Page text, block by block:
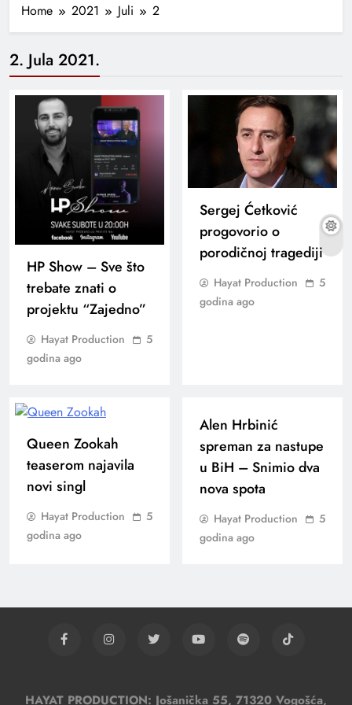
Home 2021 Juli 2
2. Jula 2021.
HP Show – Sve što
trebate znati o
projektu “Zajedno”
Hayat Production
5
godina ago
Sergej Ćetković
progovorio o
porodičnoj tragediji
Hayat Production
5
godina ago
Queen Zookah
teaserom najavila
novi singl
Hayat Production
5
godina ago
Alen Hrbinić
spreman za nastupe
u BiH – Snimio dva
nova spota
Hayat Production
5
godina ago
HAYAT PRODUCTION: Jošanička 55, 71320 Vogošća,